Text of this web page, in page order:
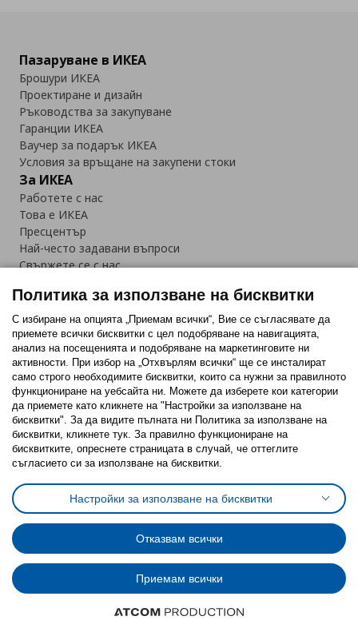
Пазаруване в ИКЕА
Брошури ИКЕА
Проектиране и дизайн
Ръководства за закупуване
Гаранции ИКЕА
Ваучер за подарък ИКЕА
Условия за връщане на закупени стоки
За ИКЕА
Работете с нас
Това е ИКЕА
Пресцентър
Най-често задавани въпроси
Свържете се с нас
Последвайте ни:
FacebookTwitterYoutubePinterestInstagram
Политика за използване на бисквитки (Cookies)
Избор на настройки за използване на бисквитки
Условия за ползване на ikea.bg
Обща политика за личните данни
Политика за защита на личните данни на ikea.bg
Общи условия на програма IKEA Family
Политика за защита на лични данни на програма IKEA Family
Политика за използване на бисквитки
С избиране на опцията „Приемам всички“, Вие се съгласявате да
приемете всички бисквитки с цел подобряване на навигацията,
анализ на посещенията и подобряване на маркетинговите ни
активности. При избор на „Отхвърлям всички“ ще се инсталират
само строго необходимитe бисквитки, които са нужни за правилното
функциониране на уебсайта ни. Можете да изберете кои категории
да приемете като кликнете на "Настройки за използване на
бисквитки". За да видите пълната ни Политика за използване на
бисквитки, кликнете тук. За правилно функциониране на
бисквитките, опреснете страницата в случай, че оттеглите
съгласието си за използване на бисквитки.
Настройки за използване на бисквитки
Отказвам всички
Приемам всички